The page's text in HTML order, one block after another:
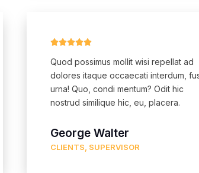

Quod possimus mollit wisi repellat ad
dolores itaque occaecati interdum,
urna! Quo, condi mentum? Odit hic
nostrud similique hic, eu, placera.
George Walter
CLIENTS, SUPERVISOR